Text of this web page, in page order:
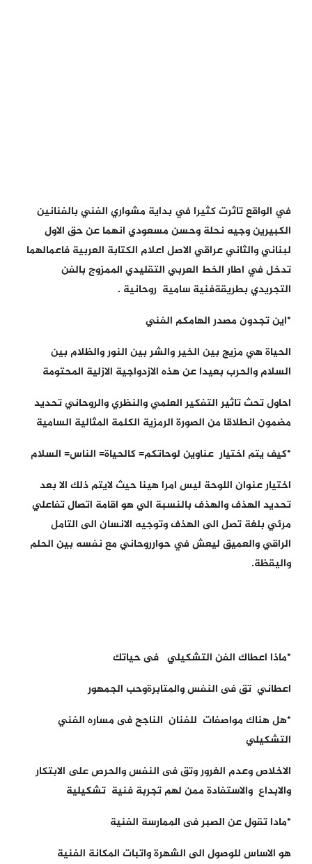
في الواقع تاثرت كثيرا في بداية مشواري الفني بالفنانين
الكبيرين وجيه نحلة وحسن مسعودي انهما عن حق الاول
لبناني والثاني عراقي الاصل اعلام الكتابة العربية فاعمالهما
تدخل في اطار الخط العربي التقليدي الممزوج بالفن
التجريدي بطريقةفنية سامية روحانية .
*اين تجدون مصدر الهامكم الفني
الحياة هي مزيج بين الخير والشر بين النور والظلام بين
السلام والحرب بعيدا عن هذه الازدواجية الازلية المحتومة
احاول تحث تاثير التفكير العلمي والنظري والروحاني تحديد
مضمون انطلاقا من الصورة الرمزية الكلمة المثالية السامية
*كيف يتم اختيار عناوين لوحاتكم= كالحياة= الناس= السلام
اختيار عنوان اللوحة ليس امرا هينا حيث لايتم ذلك الا بعد
تحديد الهذف والهذف بالنسبة الي هو اقامة اتصال تفاعلي
مرئي بلغة تصل الى الهذف وتوجيه الانسان الى التامل
الراقي والعميق ليعش في حوارروحاني مع نفسه بين الحلم
واليقظة.
*ماذا اعطاك الفن التشكيلي فى حياتك
اعطاني تق فى النفس والمتابرةوحب الجمهور
*هل هناك مواصفات للفنان الناجح فى مساره الفني
التشكيلي
الاخلاص وعدم الغرور وتق فى النفس والحرص على الابتكار
والابداع والاستفادة ممن لهم تجربة فنية تشكيلية
*مادا تقول عن الصبر فى الممارسة الفنية
هو الاساس للوصول الى الشهرة واتبات المكانة الفنية